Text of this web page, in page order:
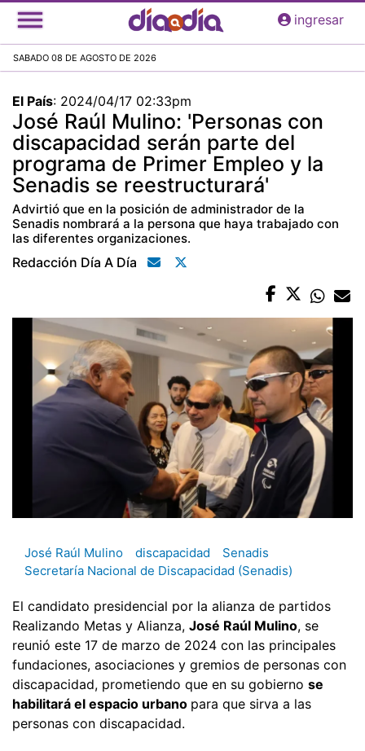
Pasar
al
principal
ingresar
SABADO 08 DE AGOSTO DE 2026
El País: 2024/04/17 02:33pm
José Raúl Mulino: 'Personas con
discapacidad serán parte del
programa de Primer Empleo y la
Senadis se reestructurará'
Advirtió que en la posición de administrador de la
Senadis nombrará a la persona que haya trabajado con
las diferentes organizaciones.
Redacción Día A Día
José Raúl Mulino discapacidad
Senadis
Secretaría Nacional de Discapacidad (Senadis)
El candidato presidencial por la alianza de partidos
Realizando Metas y Alianza, José Raúl Mulino, se
reunió este 17 de marzo de 2024 con las principales
fundaciones, asociaciones y gremios de personas con
discapacidad, prometiendo que en su gobierno se
habilitará el espacio urbano para que sirva a las
personas con discapacidad.